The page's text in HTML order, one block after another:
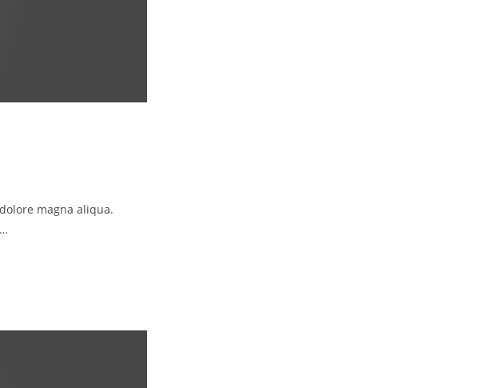
magna aliqua.